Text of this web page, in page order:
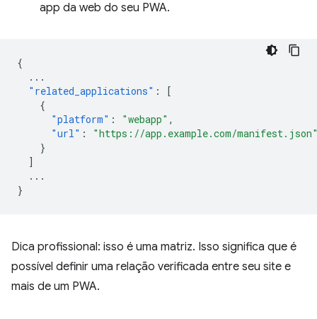
app da web do seu PWA.
{
...
"related_applications" :
[
{
"platform" : "webapp" ,
"url" :
"https://app.example.com/
}
]
...
}
Dica profissional: isso é uma matriz. Isso significa que é
possível definir uma relação verificada entre seu site e
mais de um PWA.